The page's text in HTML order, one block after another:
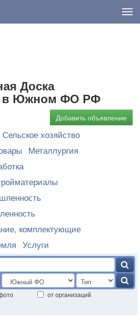
Доска
в Южном ФО РФ
Добавить объявление
Сельское хозяйство
Металлургия
комплектующие
Услуги
от организаций